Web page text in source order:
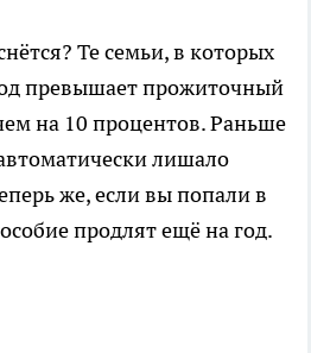
Те семьи, в которых
превышает прожиточный
на 10 процентов. Раньше
лишало
же, если вы попали в
продлят ещё на год.